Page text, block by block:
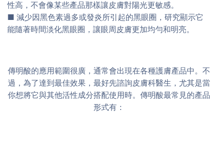
性高，不會像某些產品那樣讓皮膚對陽光更敏感。
■ 減少因黑色素過多或發炎所引起的黑眼圈，研究顯示它
能隨著時間淡化黑眼圈，讓眼周皮膚更加均勻和明亮。
傳明酸的應用範圍很廣，通常會出現在各種護膚產品中。不
過，為了達到最佳效果，最好先諮詢皮膚科醫生，尤其是當
你想將它與其他活性成分搭配使用時。傳明酸最常見的產品
形式有：